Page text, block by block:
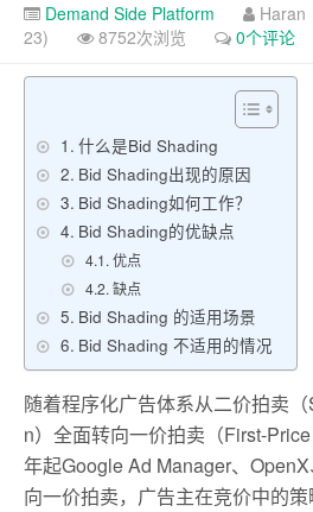
Demand Side Platform Haran
23)
8752次浏览 0个评论
什么是Bid Shading
Bid Shading出现的原因
Bid Shading如何工作？
Bid Shading的优缺点
优点
缺点
Bid Shading 的适用场景
Bid Shading 不适用的情况
随着程序化广告体系从二价拍卖
n）全面转向一价拍卖（First-
年起Google Ad Manager、
向一价拍卖，广告主在竞价中的